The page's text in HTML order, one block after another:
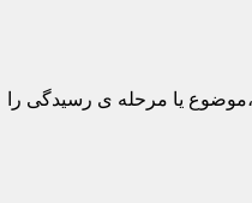
یا مرحله ی رسیدگی را